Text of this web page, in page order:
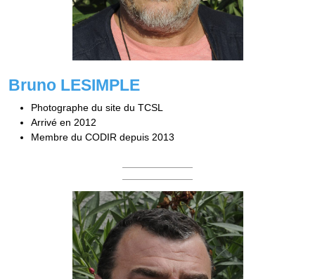
Bruno LESIMPLE
Photographe du site du TCSL
Arrivé en 2012
Membre du CODIR depuis 2013